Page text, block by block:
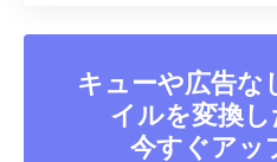
キューや広告な
イルを変換
今すぐアッ